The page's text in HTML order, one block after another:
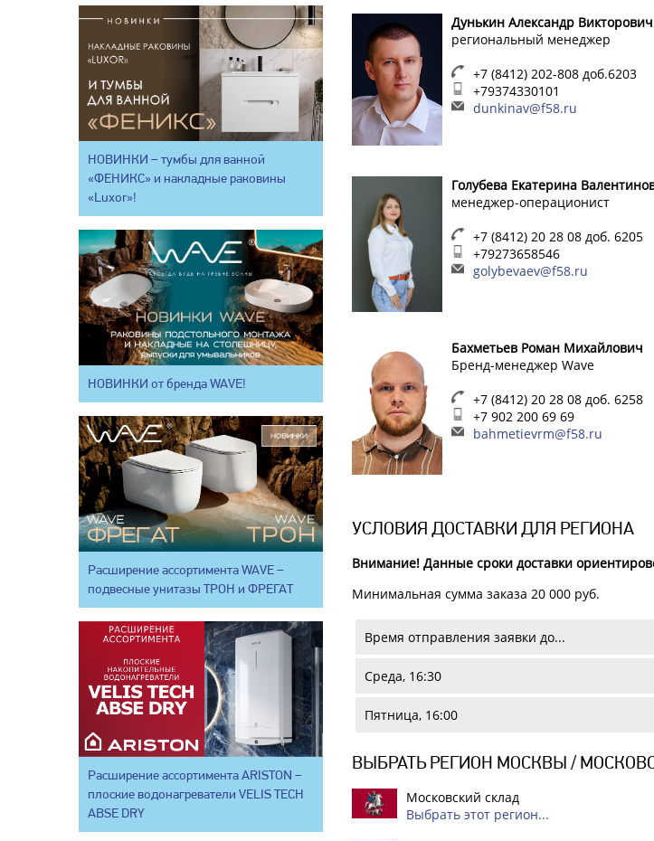
Дунькин Александр Викторович
региональный менеджер
+7 (8412) 202-808 доб.6203
+79374330101
dunkinav@f58.ru
Голубева Екатерина
менеджер-операционист
+7 (8412) 20 28 08 доб. 6205
+79273658546
golybevaev@f58.ru
Бахметьев Роман Михайлович
Бренд-менеджер Wave
+7 (8412) 20 28 08 доб. 6258
+7 902 200 69 69
bahmetievrm@f58.ru
УСЛОВИЯ ДОСТАВКИ ДЛЯ РЕГИОНА
Внимание! Данные сроки доставки
Минимальная сумма заказа 20 000 руб.
Время отправления заявки до...
Среда, 16:30
Пятница, 16:00
ВЫБРАТЬ РЕГИОН МОСКВЫ /
Московский склад
Выбрать этот регион...
НОВИНКИ – тумбы для ванной
«ФЕНИКС» и накладные раковины
«Luxor»!
НОВИНКИ от бренда WAVE!
Расширение ассортимента WAVE –
подвесные унитазы ТРОН и ФРЕГАТ
Расширение ассортимента ARISTON –
плоские водонагреватели VELIS TECH
ABSE DRY